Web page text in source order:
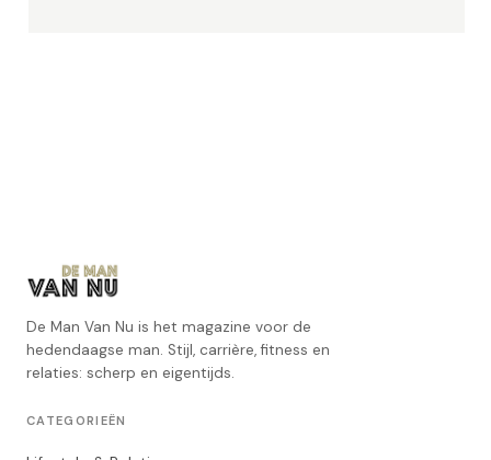
De Man Van Nu is het magazine voor de
hedendaagse man. Stijl, carrière, fitness en
relaties: scherp en eigentijds.
CATEGORIEËN